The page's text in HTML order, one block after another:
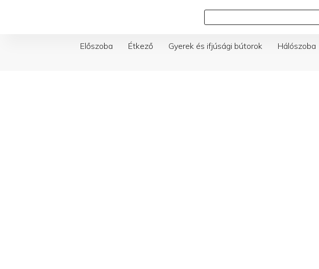
Keresés
Előszoba Étkező Gyerek és ifjúsági bútorok Hálószoba